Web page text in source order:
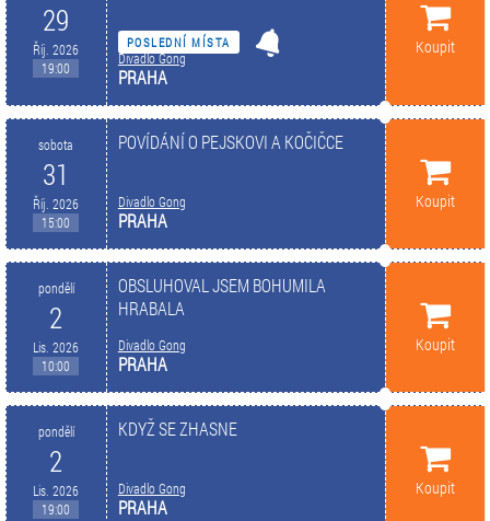
29
Říj. 2026
19:00
POSLEDNÍ MÍSTA
Divadlo Gong
PRAHA
Koupit
sobota
31
Říj. 2026
15:00
POVÍDÁNÍ O PEJSKOVI A KOČIČCE
Divadlo Gong
PRAHA
Koupit
pondělí
2
Lis. 2026
10:00
OBSLUHOVAL JSEM BOHUMILA
HRABALA
Divadlo Gong
PRAHA
Koupit
pondělí
2
Lis. 2026
19:00
KDYŽ SE ZHASNE
Divadlo Gong
PRAHA
Koupit